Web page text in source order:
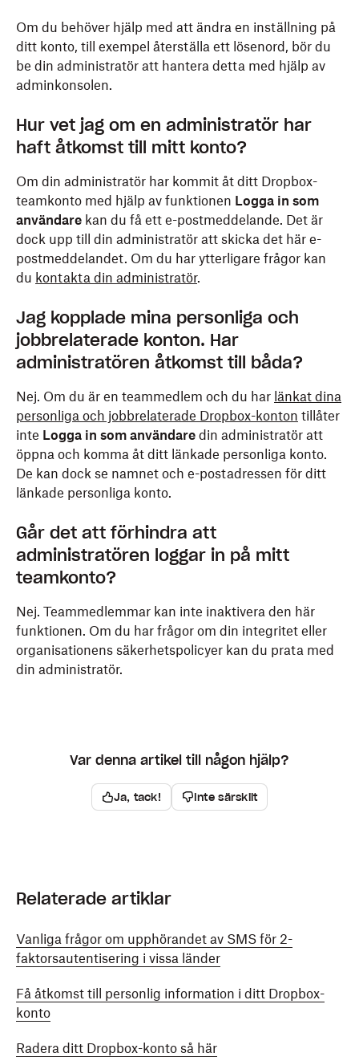
Om du behöver hjälp med att ändra en inställning på
ditt konto, till exempel återställa ett lösenord, bör du
be din administratör att hantera detta med hjälp av
adminkonsolen.
Hur vet jag om en administratör har
haft åtkomst till mitt konto?
Om din administratör har kommit åt ditt Dropbox-
teamkonto med hjälp av funktionen Logga in som
användare kan du få ett e-postmeddelande. Det är
dock upp till din administratör att skicka det här e-
postmeddelandet. Om du har ytterligare frågor kan
du kontakta din administratör.
Jag kopplade mina personliga och
jobbrelaterade konton. Har
administratören åtkomst till båda?
Nej. Om du är en teammedlem och du har länkat dina
personliga och jobbrelaterade Dropbox-konton tillåter
inte Logga in som användare din administratör att
öppna och komma åt ditt länkade personliga konto.
De kan dock se namnet och e-postadressen för ditt
länkade personliga konto.
Går det att förhindra att
administratören loggar in på mitt
teamkonto?
Nej. Teammedlemmar kan inte inaktivera den här
funktionen. Om du har frågor om din integritet eller
organisationens säkerhetspolicyer kan du prata med
din administratör.
Var denna artikel till någon hjälp?
Ja, tack! Inte särskilt
Relaterade artiklar
Vanliga frågor om upphörandet av SMS för 2-
faktorsautentisering i vissa länder
Få åtkomst till personlig information i ditt Dropbox-
konto
Radera ditt Dropbox-konto så här